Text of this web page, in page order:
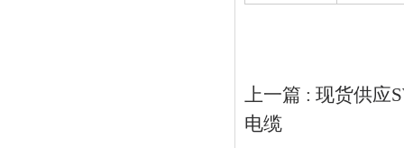
上一篇 : 现货供应
电缆